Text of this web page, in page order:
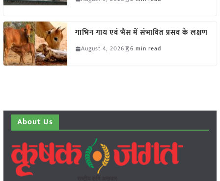
गाभिन गाय एवं भैंस में संभावित प्रसव के लक्षण
August 4, 2026 6 min read
About Us